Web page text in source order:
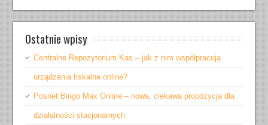
Ostatnie wpisy
Centralne Repozytorium Kas – jak z nim współpracują
urządzenia fiskalne online?
Posnet Bingo Max Online – nowa, ciekawa propozycja dla
działalności stacjonarnych